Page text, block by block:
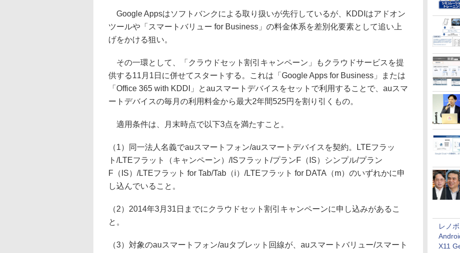
レノ
X11
Google Appsはソフトバンクによる取り扱いが先行しているが、KDDIはアドオン
ツールや「スマートバリュー for Business」の料金体系を差別化要素として追い上
げをかける狙い。
その一環として、「クラウドセット割引キャンペーン」もクラウドサービスを提
供する11月1日に併せてスタートする。これは「Google Apps for Business」または
「Office 365 with KDDI」とauスマートデバイスをセットで利用することで、auスマ
ートデバイスの毎月の利用料金から最大2年間525円を割り引くもの。
適用条件は、月末時点で以下3点を満たすこと。
（1）同一法人名義でauスマートフォン/auスマートデバイスを契約。LTEフラッ
ト/LTEフラット（キャンペーン）/ISフラット/プランF（IS）シンプル/プラン
F（IS）/LTEフラット for Tab/Tab（i）/LTEフラット for DATA（m）のいずれかに申
し込んでいること。
（2）2014年3月31日までにクラウドセット割引キャンペーンに申し込みがあるこ
と。
（3）対象のauスマートフォン/auタブレット回線が、auスマートバリュー/スマート